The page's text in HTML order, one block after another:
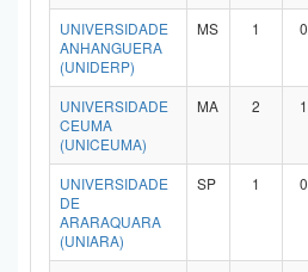
UNIVERSIDADE
ANHANGUERA
(UNIDERP)
MS 1 0
UNIVERSIDADE
CEUMA
(UNICEUMA)
MA 2 1
UNIVERSIDADE
DE
ARARAQUARA
(UNIARA)
SP 1 0